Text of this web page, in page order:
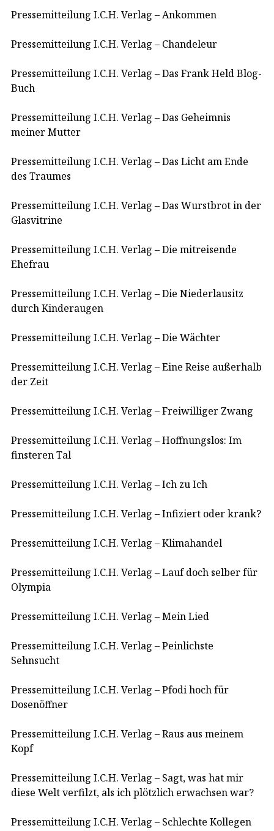
Pressemitteilung I.C.H. Verlag – Ankommen
Pressemitteilung I.C.H. Verlag – Chandeleur
Pressemitteilung I.C.H. Verlag – Das Frank Held Blog-
Buch
Pressemitteilung I.C.H. Verlag – Das Geheimnis
meiner Mutter
Pressemitteilung I.C.H. Verlag – Das Licht am Ende
des Traumes
Pressemitteilung I.C.H. Verlag – Das Wurstbrot in der
Glasvitrine
Pressemitteilung I.C.H. Verlag – Die mitreisende
Ehefrau
Pressemitteilung I.C.H. Verlag – Die Niederlausitz
durch Kinderaugen
Pressemitteilung I.C.H. Verlag – Die Wächter
Pressemitteilung I.C.H. Verlag – Eine Reise außerhalb
der Zeit
Pressemitteilung I.C.H. Verlag – Freiwilliger Zwang
Pressemitteilung I.C.H. Verlag – Hoffnungslos: Im
finsteren Tal
Pressemitteilung I.C.H. Verlag – Ich zu Ich
Pressemitteilung I.C.H. Verlag – Infiziert oder krank?
Pressemitteilung I.C.H. Verlag – Klimahandel
Pressemitteilung I.C.H. Verlag – Lauf doch selber für
Olympia
Pressemitteilung I.C.H. Verlag – Mein Lied
Pressemitteilung I.C.H. Verlag – Peinlichste
Sehnsucht
Pressemitteilung I.C.H. Verlag – Pfodi hoch für
Dosenöffner
Pressemitteilung I.C.H. Verlag – Raus aus meinem
Kopf
Pressemitteilung I.C.H. Verlag – Sagt, was hat mir
diese Welt verfilzt, als ich plötzlich erwachsen war?
Pressemitteilung I.C.H. Verlag – Schlechte Kollegen